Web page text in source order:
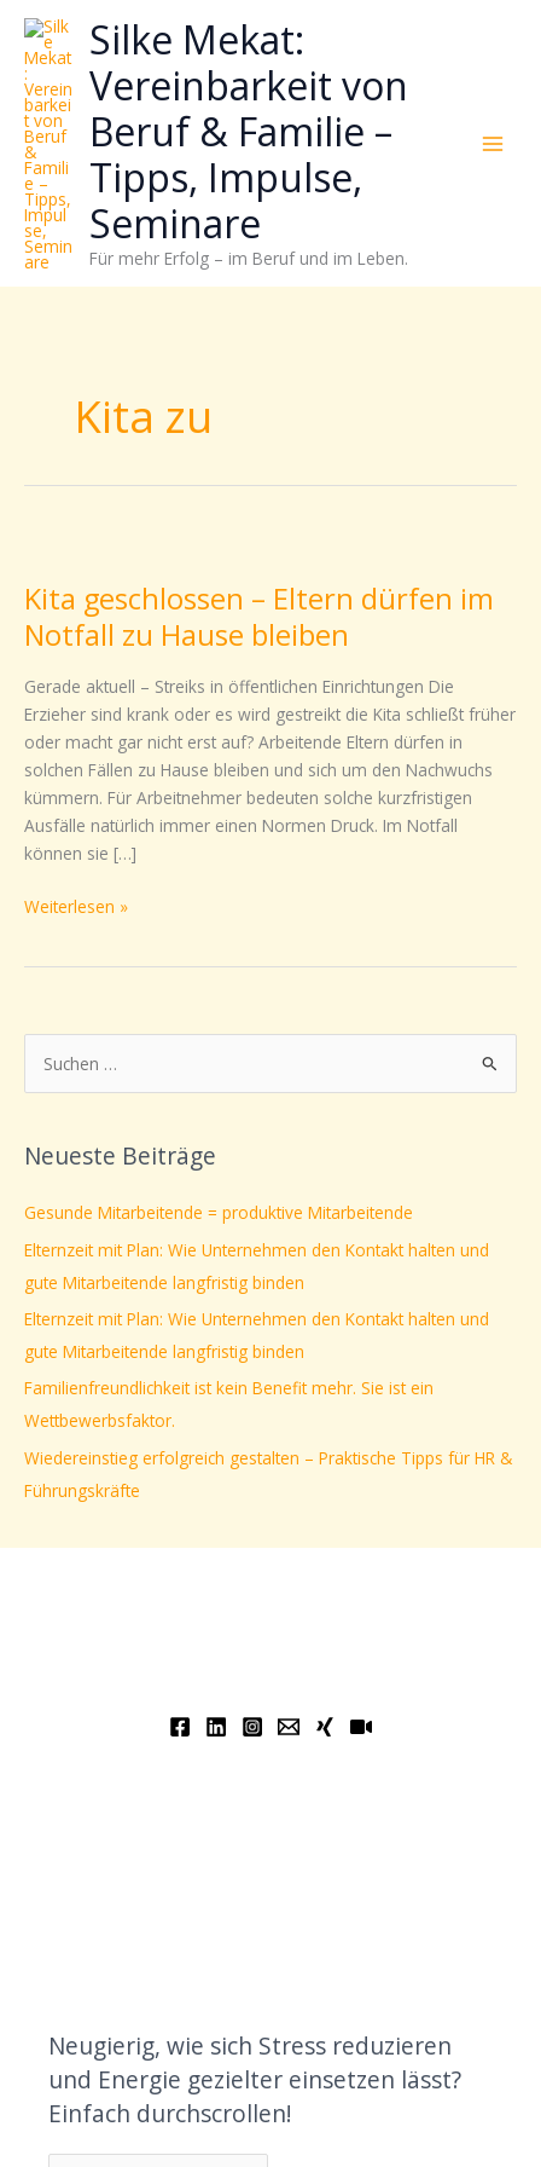
Zum
Inhalt
springen
Silke Mekat:
Vereinbarkeit von
Beruf & Familie –
Tipps, Impulse,
Seminare
Für mehr Erfolg – im Beruf und im Leben.
Kita zu
Kita geschlossen – Eltern dürfen im
Notfall zu Hause bleiben
Gerade aktuell – Streiks in öffentlichen Einrichtungen Die
Erzieher sind krank oder es wird gestreikt die Kita schließt früher
oder macht gar nicht erst auf? Arbeitende Eltern dürfen in
solchen Fällen zu Hause bleiben und sich um den Nachwuchs
kümmern. Für Arbeitnehmer bedeuten solche kurzfristigen
Ausfälle natürlich immer einen Normen Druck. Im Notfall
können sie […]
–
Eltern
dürfen
im
Notfall
zu
Hause
bleiben
Weiterlesen »
u
h
n
a
c
h
:
Neueste Beiträge
Gesunde Mitarbeitende = produktive Mitarbeitende
Elternzeit mit Plan: Wie Unternehmen den Kontakt halten und
gute Mitarbeitende langfristig binden
Elternzeit mit Plan: Wie Unternehmen den Kontakt halten und
gute Mitarbeitende langfristig binden
Familienfreundlichkeit ist kein Benefit mehr. Sie ist ein
Wettbewerbsfaktor.
Wiedereinstieg erfolgreich gestalten – Praktische Tipps für HR &
Führungskräfte
Neugierig, wie sich Stress reduzieren
und Energie gezielter einsetzen lässt?
Einfach durchscrollen!
wie
sich
Stress
reduzieren
Energie
gezielter
einsetzen
lässt?
Einfach